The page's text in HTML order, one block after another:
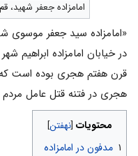
امامزاده جعفر شهید، قم
«امامزاده سید جعفر موسوی
در خیابان امامزاده ابراهیم شهر
هجری در فتنه قتل عامل مردم
محتویات
۱ مدفون در امامزاده